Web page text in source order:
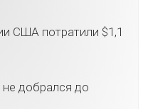
США потратили $1,1
добрался до